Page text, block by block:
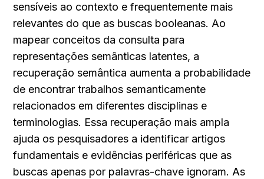
sensíveis ao contexto e frequentemente mais
relevantes do que as buscas booleanas. Ao
mapear conceitos da consulta para
representações semânticas latentes, a
recuperação semântica aumenta a probabilidade
de encontrar trabalhos semanticamente
relacionados em diferentes disciplinas e
terminologias. Essa recuperação mais ampla
ajuda os pesquisadores a identificar artigos
fundamentais e evidências periféricas que as
buscas apenas por palavras-chave ignoram. As